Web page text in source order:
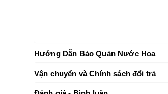
Hướng Dẫn Bảo Quản Nước Hoa
Vận chuyển và Chính sách đổi trả